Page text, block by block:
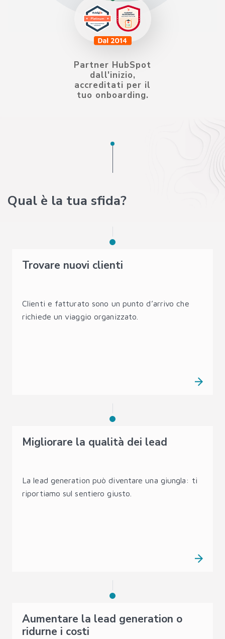
Partner HubSpot
dall'inizio,
accreditati per il
tuo onboarding.
Qual è la tua sfida?
Trovare nuovi clienti
Clienti e fatturato sono un punto d’arrivo che
richiede un viaggio organizzato.
Migliorare la qualità dei lead
La lead generation può diventare una giungla: ti
riportiamo sul sentiero giusto.
Aumentare la lead generation o
ridurne i costi